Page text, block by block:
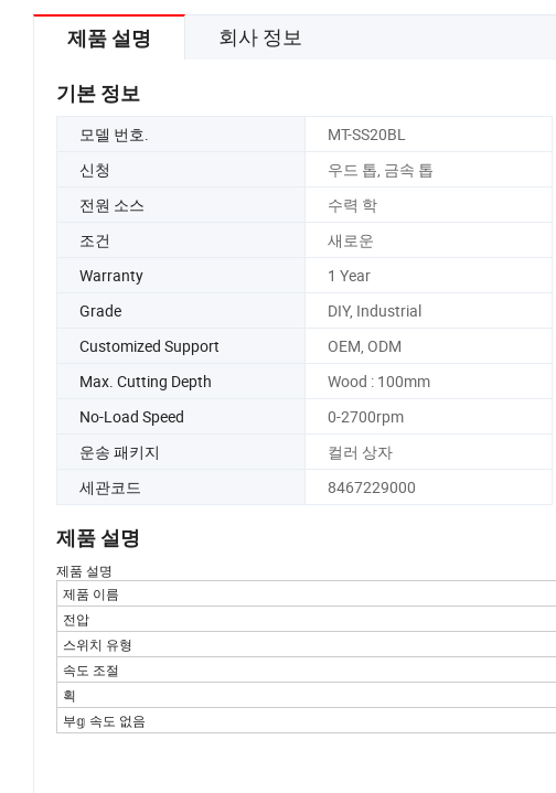
제품 설명 회사 정보
기본 정보
모델 번호. MT-SS20BL
신청
우드 톱, 금속 톱
전원 소스
수력 학
조건
새로운
Warranty
1 Year
Grade
DIY, Industrial
Customized Support
OEM, ODM
Max. Cutting Depth
Wood : 100mm
No-Load Speed
0-2700rpm
운송 패키지
컬러 상자
세관코드
8467229000
제품 설명
제품 설명
제품 이름
전압
스위치 유형
속도 조절
획
부𝕘 속도 없음